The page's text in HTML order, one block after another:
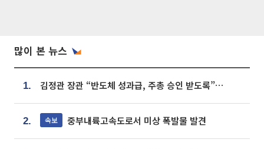
많이 본 뉴스
1. 김정관 장관 “반도체 성과급, 주총 승인 받도록”…상법·자본시장법 개정 시사
2. 속보 중부내륙고속도로서 미상 폭발물 발견